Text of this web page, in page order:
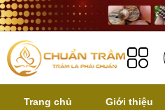
Trang chủ Giới thiệu